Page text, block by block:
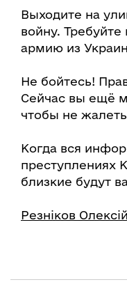
Выходите на
войну.
армию из
Не бойтесь!
Сейчас вы ещё
чтобы не
Когда вся
преступлениях
близкие будут
Резніков Олексій